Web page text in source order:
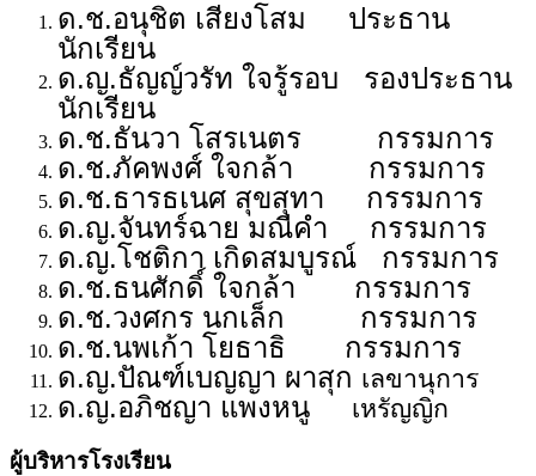
ด.ช.อนุชิต เสียงโสม ประธาน
นักเรียน
ด.ญ.ธัญญ์วรัท ใจรู้รอบ รองประธาน
นักเรียน
ด.ช.ธันวา โสรเนตร กรรมการ
ด.ช.ภัคพงศ์ ใจกล้า กรรมการ
ด.ช.ธารธเนศ สุขสุทา กรรมการ
ด.ญ.จันทร์ฉาย มณีคำ กรรมการ
ด.ญ.โชติกา เกิดสมบูรณ์ กรรมการ
ด.ช.ธนศักดิ์ ใจกล้า กรรมการ
ด.ช.วงศกร นกเล็ก กรรมการ
ด.ช.นพเก้า โยธาธิ กรรมการ
ด.ญ.ปัณฑ์เบญญา ผาสุก เลขานุการ
ด.ญ.อภิชญา แพงหนู เหรัญญิก
ผู้บริหารโรงเรียน